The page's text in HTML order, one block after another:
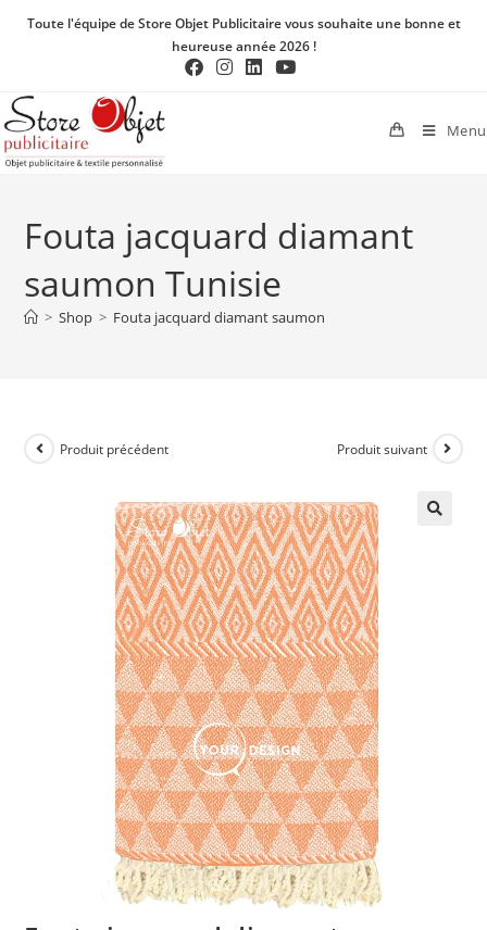
Toute l'équipe de Store Objet Publicitaire vous souhaite une bonne et
heureuse année 2026 !
Menu
Fouta jacquard diamant
saumon Tunisie
> Shop > Fouta jacquard diamant saumon
Produit précédent Produit suivant